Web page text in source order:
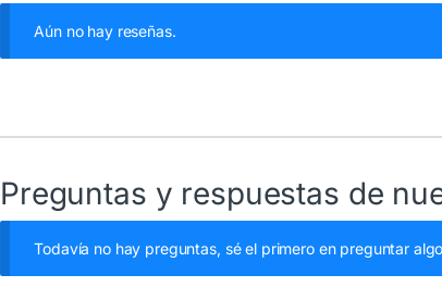
Aún no hay reseñas.
Preguntas y respuestas de
Todavía no hay preguntas, sé el primero en preguntar